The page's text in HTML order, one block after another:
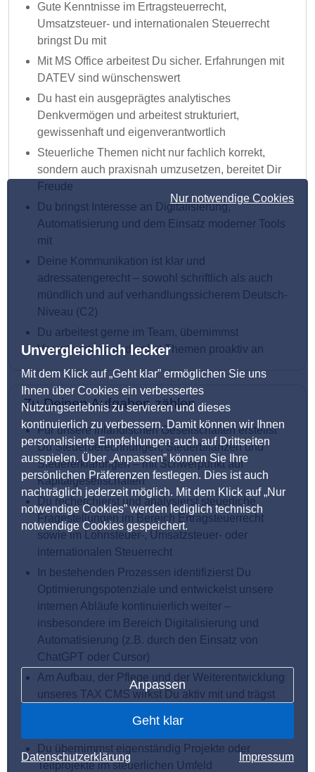
Nur notwendige Cookies
Unvergleichlich lecker
Mit dem Klick auf „Geht klar” ermöglichen Sie uns
Ihnen über Cookies ein verbessertes
Nutzungserlebnis zu servieren und dieses
kontinuierlich zu verbessern. Damit können wir Ihnen
personalisierte Empfehlungen auch auf Drittseiten
ausspielen. Über „Anpassen” können Sie Ihre
persönlichen Präferenzen festlegen. Dies ist auch
nachträglich jederzeit möglich. Mit dem Klick auf „Nur
notwendige Cookies” werden lediglich technisch
notwendige Cookies gespeichert.
Anpassen
Geht klar
Datenschutzerklärung Impressum
Gute Kenntnisse im Ertragsteuerrecht,
Umsatzsteuer- und internationalen Steuerrecht
bringst Du mit
Mit MS Office arbeitest Du sicher. Erfahrungen mit
DATEV sind wünschenswert
Du hast ein ausgeprägtes analytisches
Denkvermögen und arbeitest strukturiert,
gewissenhaft und eigenverantwortlich
Steuerliche Themen nicht nur fachlich korrekt,
sondern auch praxisnah umzusetzen, bereitet Dir
Freude
Du bringst Interesse an Digitalisierung,
Automatisierung und dem Einsatz moderner Tools
mit
Deine Kommunikation ist klar und
adressatengerecht – sowohl schriftlich als auch
mündlich und auf verhandlungssicherem Deutsch-
Niveau (C2)
Du arbeitest gerne im Team, übernimmst
Verantwortung und gehst Themen proaktiv an
Zu Deinen Aufgaben zählen
Für unsere inländischen Gesellschaften erstellst
Du Steuerberechnungen, Steuerbilanzen und
Steuererklärungen – mit Schwerpunkt auf
Kapitalgesellschaften
Du recherchierst und analysierst steuerliche
Fragestellungen im Bereich Ertragsteuerrecht
sowie im Lohnsteuer-, Umsatzsteuer- oder
internationalen Steuerrecht
In bestehenden Prozessen identifizierst Du
Optimierungspotenziale und entwickelst unsere
internen Abläufe kontinuierlich weiter –
insbesondere im Bereich Digitalisierung und
Automatisierung (z.B. durch den Einsatz von
ChatGPT oder Cursor)
Am Aufbau, der Pflege und der Weiterentwicklung
unseres TAX CMS wirkst Du aktiv mit und trägst
Du übernimmst eigenständig Projekte oder
Teilprojekte im steuerlichen Umfeld